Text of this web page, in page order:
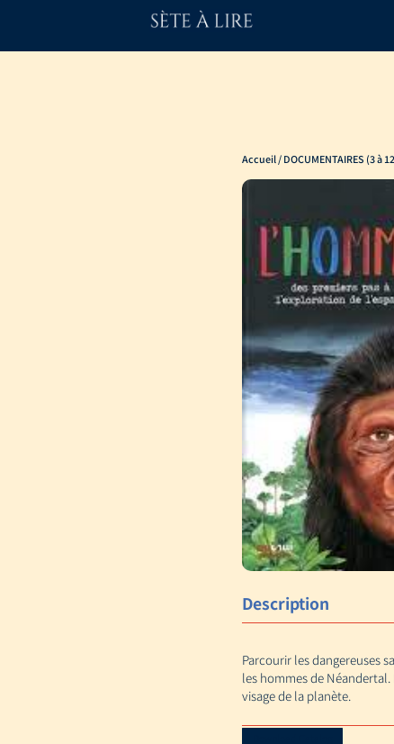
Accueil/ DOCUMENTAIRES (3 à
Description
Parcourir les dangereuses
les hommes de
visage de la planète.